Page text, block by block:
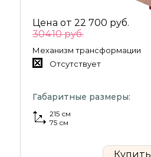
Цена от 22 700 руб.
30410 руб.
Механизм трансформации
Отсутствует
Габаритные размеры:
215 см
75 см
Купить